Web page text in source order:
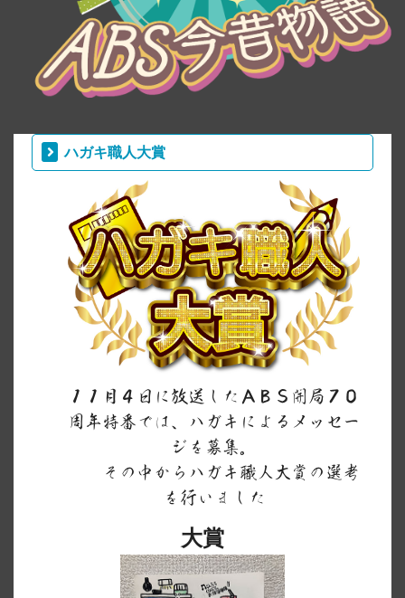
ハガキ職人大賞
１１月４日に放送したＡＢＳ開局７０
周年特番では、ハガキによるメッセー
ジを募集。
その中からハガキ職人大賞の選考
を行いました
大賞